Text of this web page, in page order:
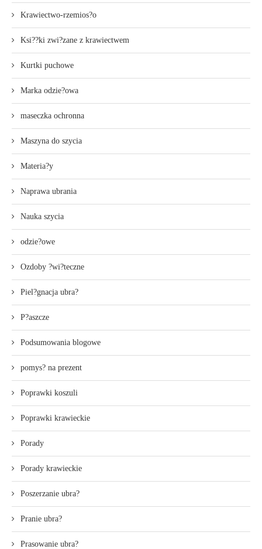
Krawiectwo-rzemios?o
Ksi??ki zwi?zane z krawiectwem
Kurtki puchowe
Marka odzie?owa
maseczka ochronna
Maszyna do szycia
Materia?y
Naprawa ubrania
Nauka szycia
odzie?owe
Ozdoby ?wi?teczne
Piel?gnacja ubra?
P?aszcze
Podsumowania blogowe
pomys? na prezent
Poprawki koszuli
Poprawki krawieckie
Porady
Porady krawieckie
Poszerzanie ubra?
Pranie ubra?
Prasowanie ubra?